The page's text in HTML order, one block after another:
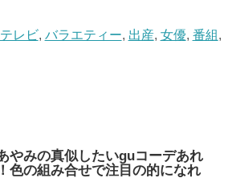
テレビ, バラエティー, 出産, 女優, 番組 ,
やみの真似したいguコーデあれ
色の組み合せで注目の的になれ